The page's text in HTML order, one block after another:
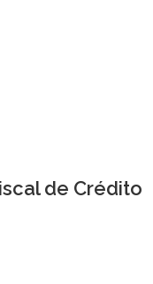
de Crédito